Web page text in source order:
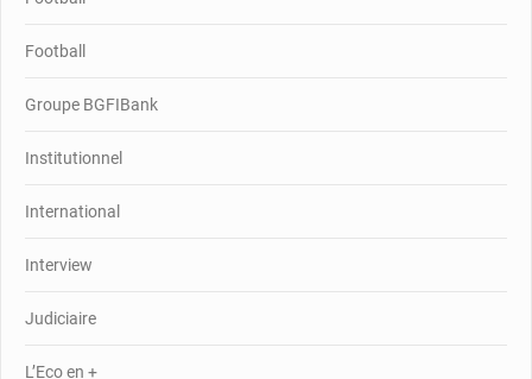
Football
Groupe BGFIBank
Institutionnel
International
Interview
Judiciaire
L’Eco en +